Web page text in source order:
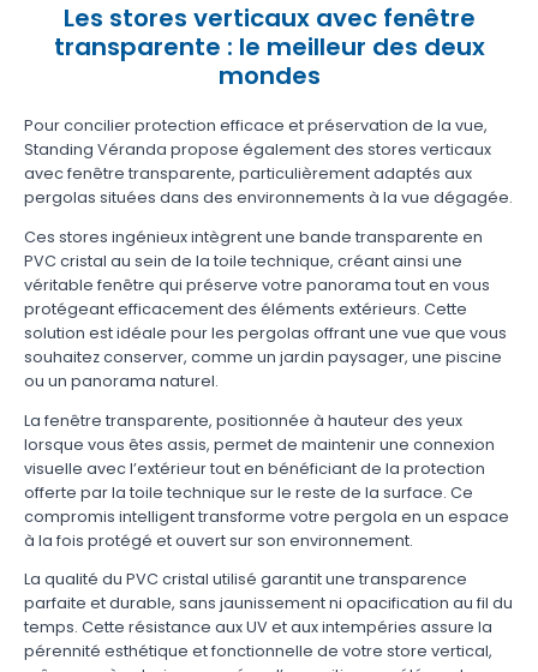
Les stores verticaux avec fenêtre
transparente : le meilleur des deux
mondes
Pour concilier protection efficace et préservation de la vue,
Standing Véranda propose également des stores verticaux
avec fenêtre transparente, particulièrement adaptés aux
pergolas situées dans des environnements à la vue dégagée.
Ces stores ingénieux intègrent une bande transparente en
PVC cristal au sein de la toile technique, créant ainsi une
véritable fenêtre qui préserve votre panorama tout en vous
protégeant efficacement des éléments extérieurs. Cette
solution est idéale pour les pergolas offrant une vue que vous
souhaitez conserver, comme un jardin paysager, une piscine
ou un panorama naturel.
La fenêtre transparente, positionnée à hauteur des yeux
lorsque vous êtes assis, permet de maintenir une connexion
visuelle avec l’extérieur tout en bénéficiant de la protection
offerte par la toile technique sur le reste de la surface. Ce
compromis intelligent transforme votre pergola en un espace
à la fois protégé et ouvert sur son environnement.
La qualité du PVC cristal utilisé garantit une transparence
parfaite et durable, sans jaunissement ni opacification au fil du
temps. Cette résistance aux UV et aux intempéries assure la
pérennité esthétique et fonctionnelle de votre store vertical,